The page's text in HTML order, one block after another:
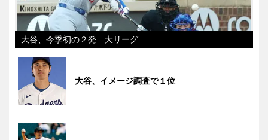
大谷、今季初の２発 大リーグ
大谷、イメージ調査で１位